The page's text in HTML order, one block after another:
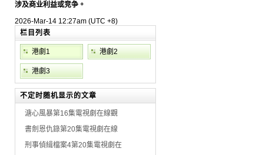
涉及商业利益或竞争。
2026-Mar-14 12:27am (UTC +8)
栏目列表
港劇1 港劇2
港劇3
不定时随机显示的文章
溏心風暴第16集電視劇在線觀
書劍恩仇錄第20集電視劇在線
刑事偵緝檔案4第20集電視劇在